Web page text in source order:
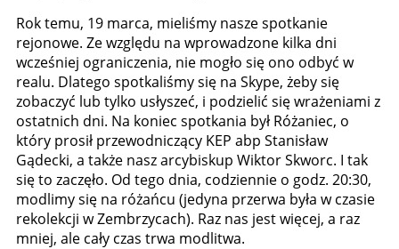
Rok temu, 19 marca, mieliśmy nasze spotkanie
rejonowe. Ze względu na wprowadzone kilka dni
wcześniej ograniczenia, nie mogło się ono odbyć w
realu. Dlatego spotkaliśmy się na Skype, żeby się
zobaczyć lub tylko usłyszeć, i podzielić się wrażeniami z
ostatnich dni. Na koniec spotkania był Różaniec, o
który prosił przewodniczący KEP abp Stanisław
Gądecki, a także nasz arcybiskup Wiktor Skworc. I tak
się to zaczęło. Od tego dnia, codziennie o godz. 20:30,
modlimy się na różańcu (jedyna przerwa była w czasie
rekolekcji w Zembrzycach). Raz nas jest więcej, a raz
mniej, ale cały czas trwa modlitwa.